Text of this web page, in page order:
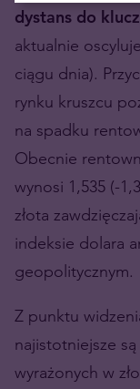
dystans do
aktualnie
ciągu dnia).
rynku kruszcu
na spadku
Obecnie
wynosi 1,535 (-
złota
indeksie dolara
geopolitycznym.
Z punktu
najistotniejsze
wyrażonych w